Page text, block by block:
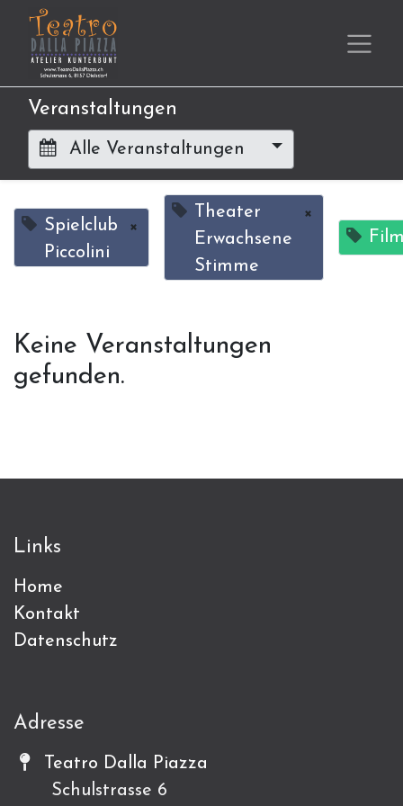
Veranstaltungen
Alle Veranstaltungen
Spielclub
Piccolini
×
Theater
Erwachsene
Stimme
×
Keine Veranstaltungen
gefunden.
Links
Home
Kontakt
Datenschutz
Adresse
Teatro Dalla Piazza
Schulstrasse 6